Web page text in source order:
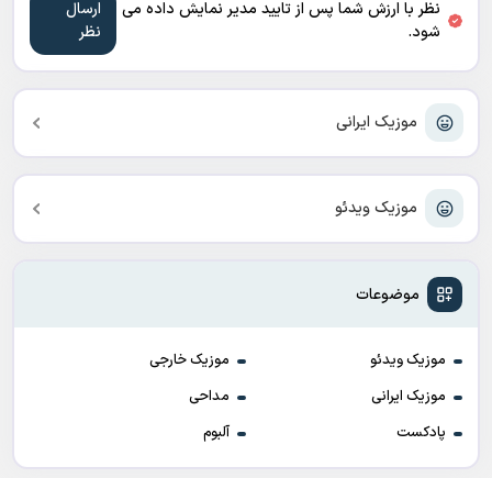
موزیک ایرانی
موزیک ویدئو
موضوعات
موزیک ویدئو
موزیک خارجی
موزیک ایرانی
مداحی
پادکست
آلبوم
نظر با ارزش شما پس از تایید مدیر نمایش داده می
شود.